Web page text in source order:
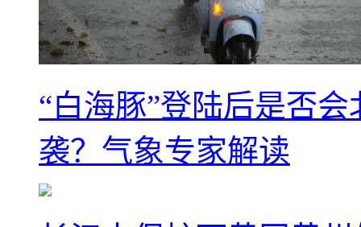
“白海豚”登陆后是否
袭？气象专家解读